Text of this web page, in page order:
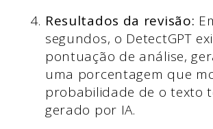
Resultados da revisão:
segundos, o DetectGPT
pontuação de análise,
uma porcentagem que
probabilidade de o texto
gerado por IA.